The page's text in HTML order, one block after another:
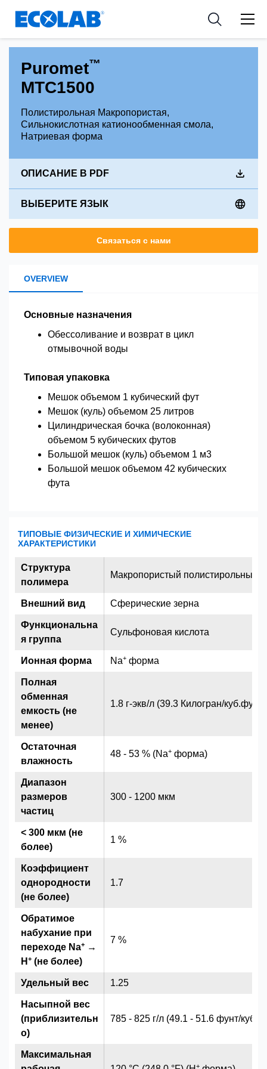
Resources
Applications
Medical Devices and Diagnostics
News & Events
Tools
Puromet™
MTC1500
Полистирольная Макропористая,
Сильнокислотная катионообменная смола,
Натриевая форма
ОПИСАНИЕ В PDF
ВЫБЕРИТЕ ЯЗЫК
Связаться с нами
OVERVIEW
Основные назначения
Обессоливание и возврат в цикл
отмывочной воды
Типовая упаковка
Мешок объемом 1 кубический фут
Мешок (куль) объемом 25 литров
Цилиндрическая бочка (волоконная)
объемом 5 кубических футов
Большой мешок (куль) объемом 1 м3
Большой мешок объемом 42 кубических
фута
ТИПОВЫЕ ФИЗИЧЕСКИЕ И ХИМИЧЕСКИЕ
ХАРАКТЕРИСТИКИ
Макропористый полистирольный
Сферические зерна
Сульфоновая кислота
Na+ форма
1.8 г-экв/л (39.3 Килогран/куб.фут)
48 - 53 % (Na+ форма)
300 - 1200 мкм
1 %
1.7
7 %
1.25
785 - 825 г/л (49.1 - 51.6 фунт/
+
Структура
полимера
Внешний вид
Функциональна
я группа
Ионная форма
Полная
обменная
емкость (не
менее)
Остаточная
влажность
Диапазон
размеров
частиц
< 300 мкм (не
более)
Коэффициент
однородности
(не более)
Обратимое
набухание при
переходе Na+ →
H + (не более)
Удельный вес
Насыпной вес
(приблизительн
о)
Максимальная